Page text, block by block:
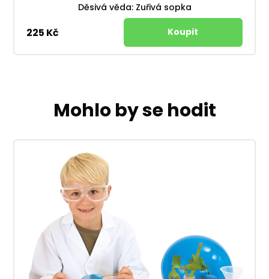
Děsivá věda: Zuřivá sopka
225 Kč
Mohlo by se hodit